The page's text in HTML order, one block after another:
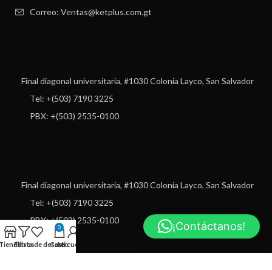
Correo: Ventas@ketplus.com.gt
Final diagonal universitaria, #1030 Colonia Layco, San Salvador
Tel: +(503) 7190 3225
PBX: +(503) 2535-0100
Final diagonal universitaria, #1030 Colonia Layco, San Salvador
Tel: +(503) 7190 3225
PBX: +(503) 2535-0100
Filtros
Lista de deseos
0
Carro
Mi cuenta
¡Contáctanos!